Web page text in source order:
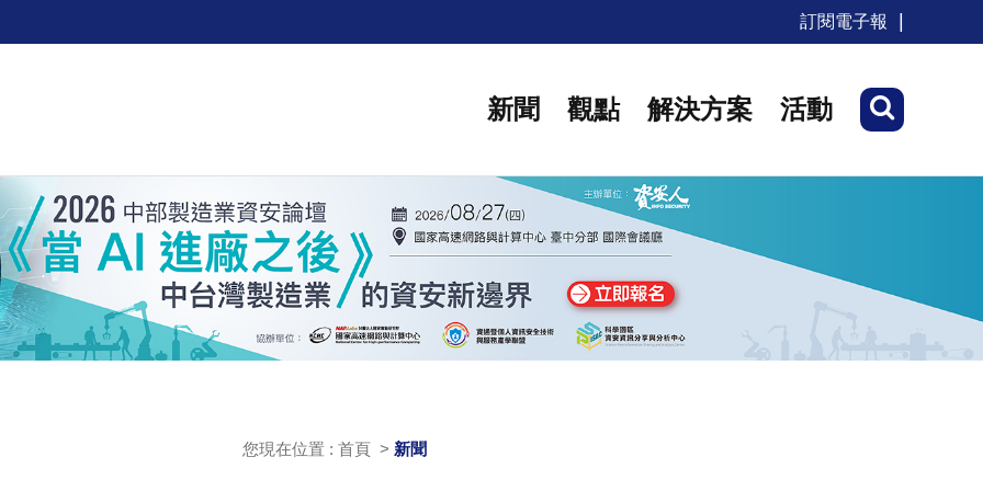
訂閱電子報
新聞 觀點 解決方案 活動
您現在位置 : 首頁 > 新聞